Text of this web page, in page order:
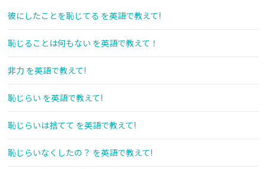
彼にしたことを恥じてる を英語で教えて!
恥じることは何もない を英語で教えて！
非力 を英語で教えて!
恥じらい を英語で教えて!
恥じらいは捨てて を英語で教えて!
恥じらいなくしたの？ を英語で教えて!